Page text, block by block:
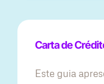
Carta de
Este guia